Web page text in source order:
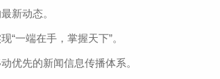
新动态。
“一端在手，掌握天下”。
优先的新闻信息传播体系。